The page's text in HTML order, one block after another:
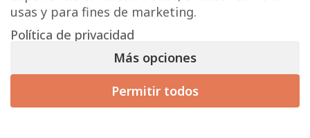
Gresite Azul Marino MC-202
22,61 € / m² (sin IVA)
usas y para fines de marketing.
Política de privacidad
Más opciones
Permitir todos